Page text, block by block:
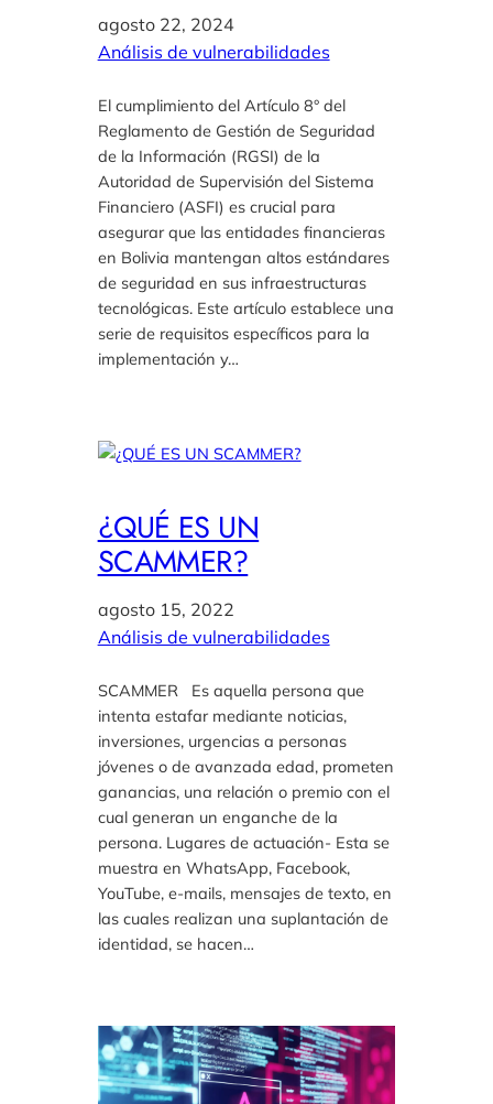
agosto 22, 2024
Análisis de vulnerabilidades
El cumplimiento del Artículo 8° del
Reglamento de Gestión de Seguridad
de la Información (RGSI) de la
Autoridad de Supervisión del Sistema
Financiero (ASFI) es crucial para
asegurar que las entidades financieras
en Bolivia mantengan altos estándares
de seguridad en sus infraestructuras
tecnológicas. Este artículo establece una
serie de requisitos específicos para la
implementación y…
¿QUÉ ES UN
SCAMMER?
agosto 15, 2022
Análisis de vulnerabilidades
SCAMMER Es aquella persona que
intenta estafar mediante noticias,
inversiones, urgencias a personas
jóvenes o de avanzada edad, prometen
ganancias, una relación o premio con el
cual generan un enganche de la
persona. Lugares de actuación- Esta se
muestra en WhatsApp, Facebook,
YouTube, e-mails, mensajes de texto, en
las cuales realizan una suplantación de
identidad, se hacen…